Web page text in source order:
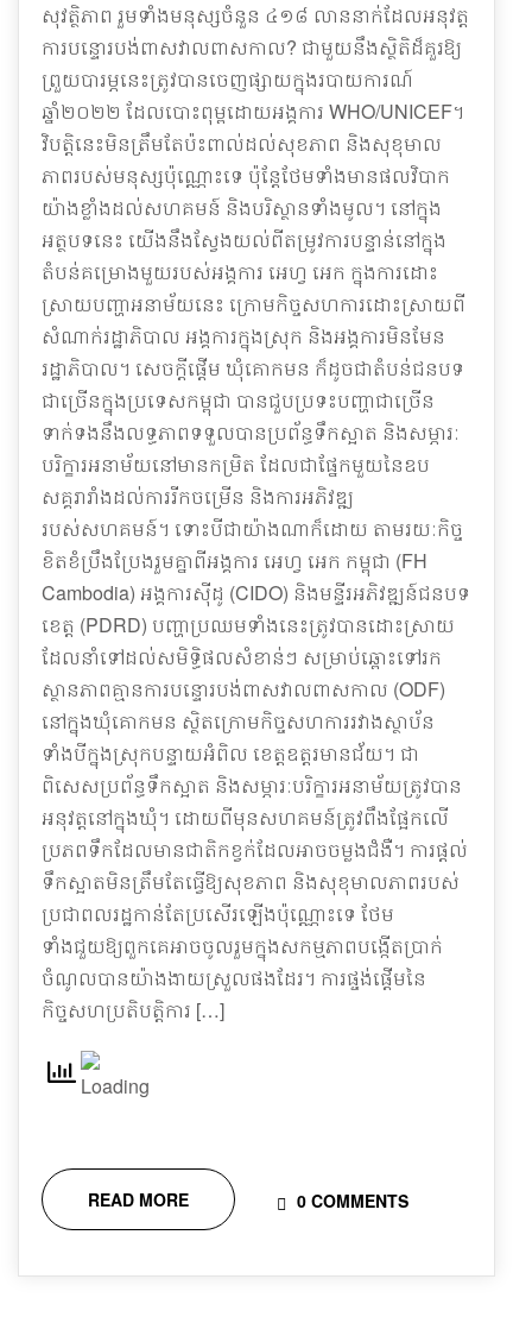
សុវត្ថិភាព រួមទាំងមនុស្សចំនួន ៤១៨ លាននាក់ដែលអនុវត្ត
ការបន្ទោរបង់ពាសវាលពាសកាល? ជាមួយនឹងស្ថិតិដ៏គួរឱ្យ
ព្រួយបារម្ភនេះត្រូវបានចេញផ្សាយក្នុងរបាយការណ៍
ឆ្នាំ២០២២ ដែលបោះពុម្ពដោយអង្គការ WHO/UNICEF។
វិបត្តិនេះមិនត្រឹមតែប៉ះពាល់ដល់សុខភាព និងសុខុមាល
ភាពរបស់មនុស្សប៉ុណ្ណោះទេ ប៉ុន្តែថែមទាំងមានផលវិបាក
យ៉ាងខ្លាំងដល់សហគមន៍ និងបរិស្ថានទាំងមូល។ នៅក្នុង
អត្ថបទនេះ យើងនឹងស្វែងយល់ពីតម្រូវការបន្ទាន់នៅក្នុង
តំបន់គម្រោងមួយរបស់អង្គការ អេហ្វ អេក ក្នុងការដោះ
ស្រាយបញ្ហាអនាម័យនេះ ក្រោមកិច្ចសហការដោះស្រាយពី
សំណាក់រដ្ឋាភិបាល អង្គការក្នុងស្រុក និងអង្គការមិនមែន
រដ្ឋាភិបាល។ សេចក្តីផ្តើម ឃុំគោកមន ក៏ដូចជាតំបន់ជនបទ
ជាច្រើនក្នុងប្រទេសកម្ពុជា បានជួបប្រទះបញ្ហាជាច្រើន
ទាក់ទងនឹងលទ្ធភាពទទួលបានប្រព័ន្ធទឹកស្អាត និងសម្ភារៈ
បរិក្ខារអនាម័យនៅមានកម្រិត ដែលជាផ្នែកមួយនៃឧប
សគ្គរារាំងដល់ការរីកចម្រើន និងការអភិវឌ្ឍ
របស់សហគមន៍។ ទោះបីជាយ៉ាងណាក៏ដោយ តាមរយៈកិច្ច
ខិតខំប្រឹងប្រែងរួមគ្នាពីអង្គការ អេហ្វ អេក កម្ពុជា (FH
Cambodia) អង្គការស៊ីដូ (CIDO) និងមន្ទីរអភិវឌ្ឍន៍ជនបទ
ខេត្ត (PDRD) បញ្ហាប្រឈមទាំងនេះត្រូវបានដោះស្រាយ
ដែលនាំទៅដល់សមិទ្ធិផលសំខាន់ៗ សម្រាប់ឆ្ពោះទៅរក
ស្ថានភាពគ្មានការបន្ទោរបង់ពាសវាលពាសកាល (ODF)
នៅក្នុងឃុំគោកមន ស្ថិតក្រោមកិច្ចសហការរវាងស្ថាប័ន
ទាំងបីក្នុងស្រុកបន្ទាយអំពិល ខេត្តឧត្តរមានជ័យ។ ជា
ពិសេសប្រព័ន្ធទឹកស្អាត និងសម្ភារៈបរិក្ខារអនាម័យត្រូវបាន
អនុវត្តនៅក្នុងឃុំ។ ដោយពីមុនសហគមន៍ត្រូវពឹងផ្អែកលើ
ប្រភពទឹកដែលមានជាតិកខ្វក់ដែលអាចចម្លងជំងឺ។ ការផ្តល់
ទឹកស្អាតមិនត្រឹមតែធ្វើឱ្យសុខភាព និងសុខុមាលភាពរបស់
ប្រជាពលរដ្ឋកាន់តែប្រសើរឡើងប៉ុណ្ណោះទេ ថែម
ទាំងជួយឱ្យពួកគេអាចចូលរួមក្នុងសកម្មភាពបង្កើតប្រាក់
ចំណូលបានយ៉ាងងាយស្រួលផងដែរ។ ការផ្ចង់ផ្តើមនៃ
កិច្ចសហប្រតិបត្តិការ […]
READ MORE 0 COMMENTS